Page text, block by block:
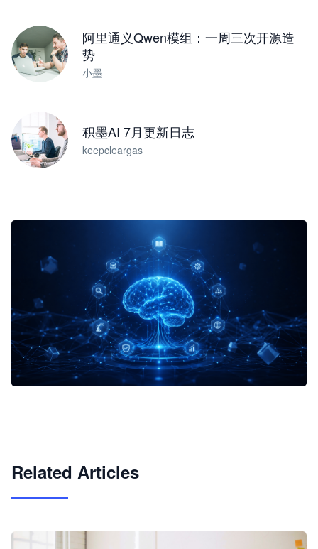
阿里通义Qwen模组：一周三次开源造
势
小墨
积墨AI 7月更新日志
keepcleargas
Related Articles